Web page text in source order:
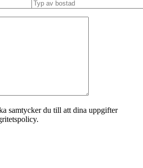
samtycker du till att dina uppgifter